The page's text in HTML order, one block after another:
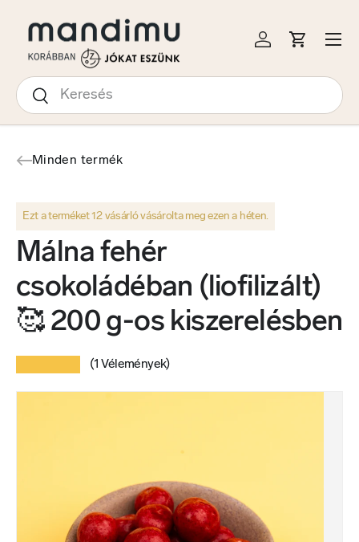
A TARTALOMRA
Keresés
Keresés
Bejelentkezés
Kosár
Menü
Minden termék
Ezt a terméket 12 vásárló vásárolta meg ezen a héten.
Málna fehér
csokoládéban (liofilizált)
🥰 200 g-os kiszerelésben
(1 Vélemények)